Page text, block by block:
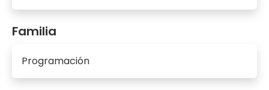
Familia
Programación